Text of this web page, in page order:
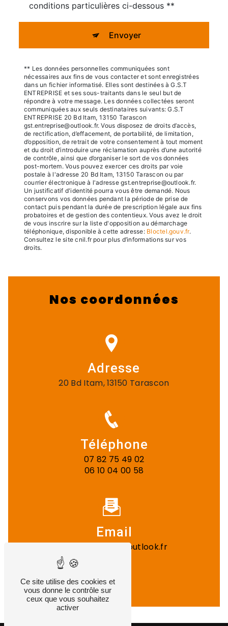
conditions particulières ci-dessous **
Envoyer
** Les données personnelles communiquées sont
nécessaires aux fins de vous contacter et sont enregistrées
dans un fichier informatisé. Elles sont destinées à G.S.T
ENTREPRISE et ses sous-traitants dans le seul but de
répondre à votre message. Les données collectées seront
communiquées aux seuls destinataires suivants: G.S.T
ENTREPRISE 20 Bd Itam, 13150 Tarascon
gst.entreprise@outlook.fr. Vous disposez de droits d’accès,
de rectification, d’effacement, de portabilité, de limitation,
d’opposition, de retrait de votre consentement à tout moment
et du droit d’introduire une réclamation auprès d’une autorité
de contrôle, ainsi que d’organiser le sort de vos données
post-mortem. Vous pouvez exercer ces droits par voie
postale à l'adresse 20 Bd Itam, 13150 Tarascon ou par
courrier électronique à l'adresse gst.entreprise@outlook.fr.
Un justificatif d'identité pourra vous être demandé. Nous
conservons vos données pendant la période de prise de
contact puis pendant la durée de prescription légale aux fins
probatoires et de gestion des contentieux. Vous avez le droit
de vous inscrire sur la liste d'opposition au démarchage
téléphonique, disponible à cette adresse: Bloctel.gouv.fr.
Consultez le site cnil.fr pour plus d’informations sur vos
droits.
Nos coordonnées
Adresse
20 Bd Itam, 13150 Tarascon
Téléphone
07 82 75 49 02
06 10 04 00 58
Email
gst.entreprise@outlook.fr
Ce site utilise des cookies et
vous donne le contrôle sur
ceux que vous souhaitez
activer